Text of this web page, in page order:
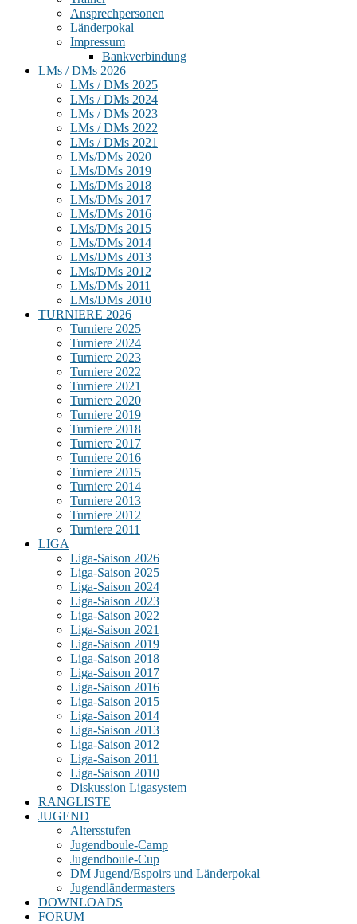
Ansprechpersonen
Länderpokal
Impressum
Bankverbindung
LMs / DMs 2026
LMs / DMs 2025
LMs / DMs 2024
LMs / DMs 2023
LMs / DMs 2022
LMs / DMs 2021
LMs/DMs 2020
LMs/DMs 2019
LMs/DMs 2018
LMs/DMs 2017
LMs/DMs 2016
LMs/DMs 2015
LMs/DMs 2014
LMs/DMs 2013
LMs/DMs 2012
LMs/DMs 2011
LMs/DMs 2010
TURNIERE 2026
Turniere 2025
Turniere 2024
Turniere 2023
Turniere 2022
Turniere 2021
Turniere 2020
Turniere 2019
Turniere 2018
Turniere 2017
Turniere 2016
Turniere 2015
Turniere 2014
Turniere 2013
Turniere 2012
Turniere 2011
LIGA
Liga-Saison 2026
Liga-Saison 2025
Liga-Saison 2024
Liga-Saison 2023
Liga-Saison 2022
Liga-Saison 2021
Liga-Saison 2019
Liga-Saison 2018
Liga-Saison 2017
Liga-Saison 2016
Liga-Saison 2015
Liga-Saison 2014
Liga-Saison 2013
Liga-Saison 2012
Liga-Saison 2011
Liga-Saison 2010
Diskussion Ligasystem
RANGLISTE
JUGEND
Altersstufen
Jugendboule-Camp
Jugendboule-Cup
DM Jugend/Espoirs und Länderpokal
Jugendländermasters
DOWNLOADS
FORUM